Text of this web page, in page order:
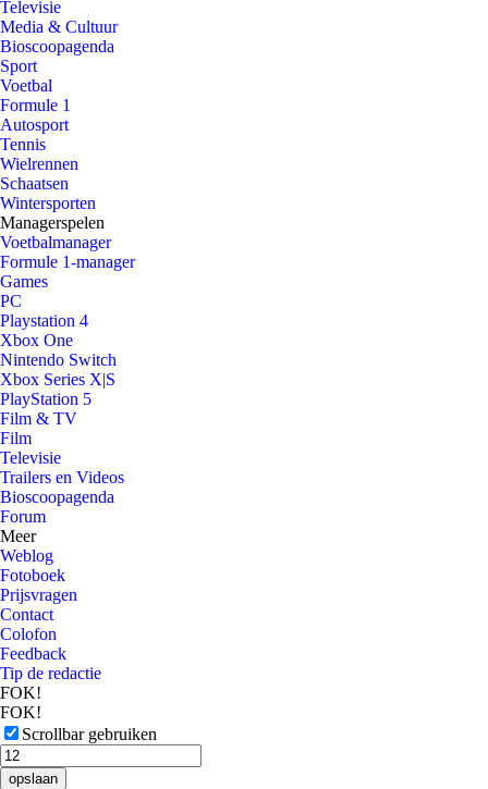
Televisie
Media & Cultuur
Bioscoopagenda
Sport
Voetbal
Formule 1
Autosport
Tennis
Wielrennen
Schaatsen
Wintersporten
Managerspelen
Voetbalmanager
Formule 1-manager
Games
PC
Playstation 4
Xbox One
Nintendo Switch
Xbox Series X|S
PlayStation 5
Film & TV
Film
Televisie
Trailers en Videos
Bioscoopagenda
Forum
Meer
Weblog
Fotoboek
Prijsvragen
Contact
Colofon
Feedback
Tip de redactie
FOK!
FOK!
Scrollbar gebruiken
opslaan